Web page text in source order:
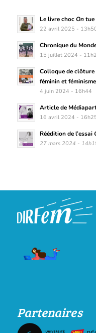
Le livre chocOn
22 avril 2025 -
Chronique du
15 juillet 2024 -
Colloque de clôture
féminin et
4 juin 2024 - 16h44
Article de
16 avril 2024 -
Réédition de l’essai
27 mars 2024 -
Partenaires